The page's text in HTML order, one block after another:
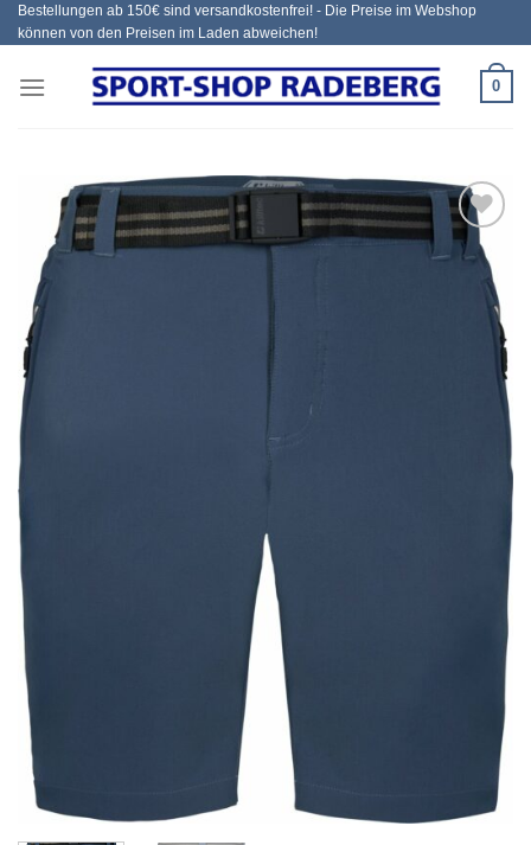
Zum
Inhalt
Bestellungen ab 150€ sind versandkostenfrei! - Die Preise im Webshop
können von den Preisen im Laden abweichen!
0
Add to
wishlist